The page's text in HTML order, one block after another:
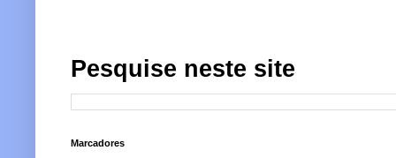
Pesquise neste site
Marcadores